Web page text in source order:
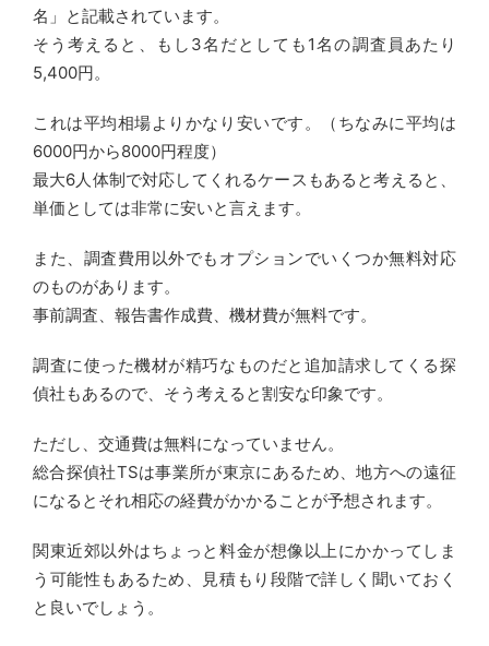
名」と記載されています。
そう考えると、もし3名だとしても1名の調査員あたり
5,400円。
これは平均相場よりかなり安いです。（ちなみに平均は
6000円から8000円程度）
最大6人体制で対応してくれるケースもあると考えると、
単価としては非常に安いと言えます。
また、調査費用以外でもオプションでいくつか無料対応
のものがあります。
事前調査、報告書作成費、機材費が無料です。
調査に使った機材が精巧なものだと追加請求してくる探
偵社もあるので、そう考えると割安な印象です。
ただし、交通費は無料になっていません。
総合探偵社TSは事業所が東京にあるため、地方への遠征
になるとそれ相応の経費がかかることが予想されます。
関東近郊以外はちょっと料金が想像以上にかかってしま
う可能性もあるため、見積もり段階で詳しく聞いておく
と良いでしょう。